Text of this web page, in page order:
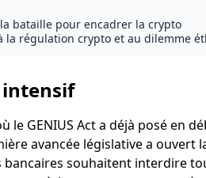
bataille pour encadrer la crypto
la régulation crypto et au dilemme
intensif
le GENIUS Act a déjà posé en
avancée législative a ouvert
souhaitent interdire